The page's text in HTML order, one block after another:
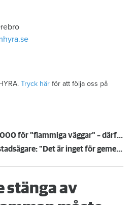
Tryck här för att följa oss på
Hyresgäst krävdes på 40 000 för "flammiga väggar" – därför höll inte värdens bevis i rätten
Ny lag ska göra fler till bostadsägare: "Det är inget för gemene man"
stänga av